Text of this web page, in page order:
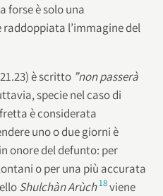
forse è solo una
l’immagine del
è scritto ”non passerà
specie nel caso di
è considerata
uno o due giorni è
onore del defunto: per
o per una più accurata
Shulchàn Arùch18viene